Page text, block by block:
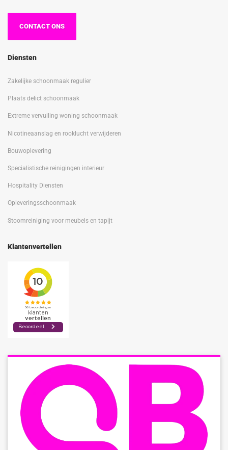
CONTACT ONS
Diensten
Zakelijke schoonmaak regulier
Plaats delict schoonmaak
Extreme vervuiling woning schoonmaak
Nicotineaanslag en rooklucht verwijderen
Bouwoplevering
Specialistische reinigingen interieur
Hospitality Diensten
Opleveringsschoonmaak
Stoomreiniging voor meubels en tapijt
Klantenvertellen